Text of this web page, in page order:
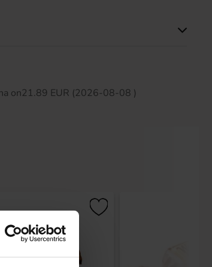
on21.89 EUR (2026-08-08 )